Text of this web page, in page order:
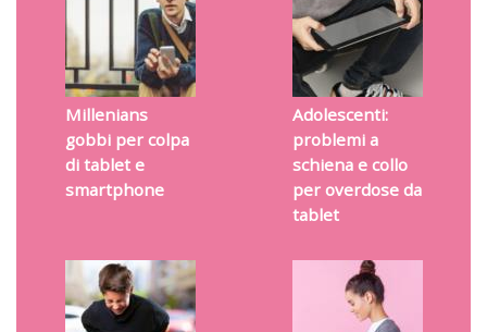
Millenians
gobbi per colpa
di tablet e
smartphone
Adolescenti:
problemi a
schiena e collo
per overdose da
tablet